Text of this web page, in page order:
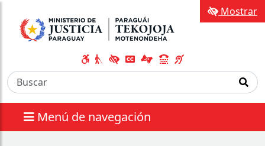
Menú de navegación
Mostrar